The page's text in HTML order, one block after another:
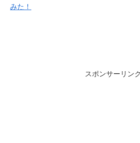
みた！
スポンサーリンク